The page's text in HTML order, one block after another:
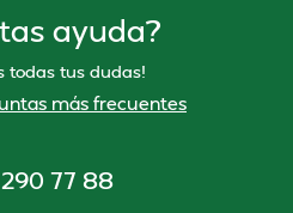
ayuda?
todas tus dudas!
más frecuentes
290 77 88